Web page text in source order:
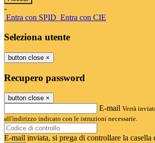
-
Entra con SPID Entra con CIE
Seleziona utente
button close ×
Recupero password
button close ×
E-mail Verrà
all'indirizzo indicato con le istruzioni necessarie.
E-mail inviata, si prega di controllare la casella